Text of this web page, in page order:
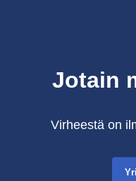
Jotain
Virheestä on